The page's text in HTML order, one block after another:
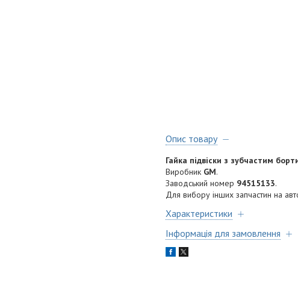
Опис товару
Гайка підвіски з зубчастим
Виробник GM.
Заводський номер 94515133.
Для вибору інших запчастин на
Характеристики
Інформація для замовлення